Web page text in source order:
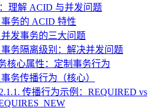
理解 ACID 与并发问题
事务的 ACID 特性
并发事务的三大问题
事务隔离级别：解决并发问题
核心属性：定制事务行为
事务传播行为（核心）
传播行为示例：REQUIRED vs